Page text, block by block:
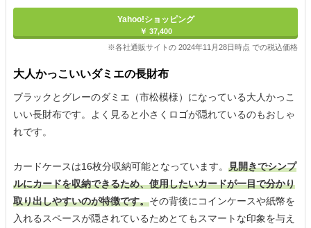
Yahoo!ショッピング
￥ 37,400
※各社通販サイトの 2024年11月28日時点 での税込価格
大人かっこいいダミエの長財布
ブラックとグレーのダミエ（市松模様）になっている大人かっこ
いい長財布です。よく見ると小さくロゴが隠れているのもおしゃ
れです。
カードケースは16枚分収納可能となっています。 見開きでシンプ
ルにカードを収納できるため、使用したいカードが一目で分かり
取り出しやすいのが特徴です。その背後にコインケースや紙幣を
入れるスペースが隠されているためとてもスマートな印象を与え